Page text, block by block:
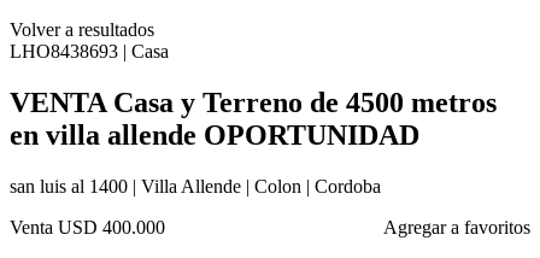
Volver a resultados
LHO8438693 | Casa
VENTA Casa y Terreno de 4500 metros
en villa allende OPORTUNIDAD
san luis al 1400 | Villa Allende | Colon | Cordoba
Agregar a favoritos
Venta USD 400.000